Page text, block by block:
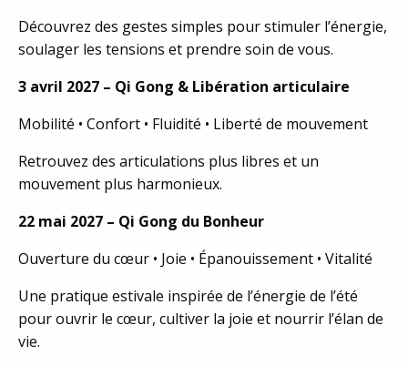
Découvrez des gestes simples pour stimuler l’énergie,
soulager les tensions et prendre soin de vous.
3 avril 2027 – Qi Gong & Libération articulaire
Mobilité • Confort • Fluidité • Liberté de mouvement
Retrouvez des articulations plus libres et un
mouvement plus harmonieux.
22 mai 2027 – Qi Gong du Bonheur
Ouverture du cœur • Joie • Épanouissement • Vitalité
Une pratique estivale inspirée de l’énergie de l’été
pour ouvrir le cœur, cultiver la joie et nourrir l’élan de
vie.